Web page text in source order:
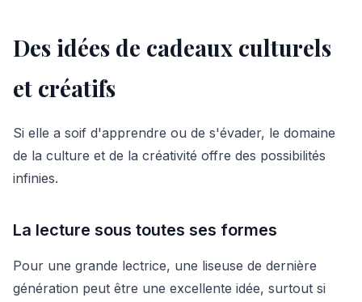
Des idées de cadeaux culturels
et créatifs
Si elle a soif d'apprendre ou de s'évader, le domaine
de la culture et de la créativité offre des possibilités
infinies.
La lecture sous toutes ses formes
Pour une grande lectrice, une liseuse de dernière
génération peut être une excellente idée, surtout si